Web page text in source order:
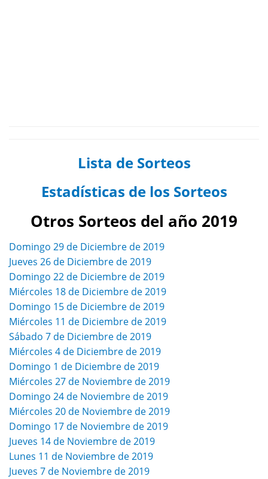
Lista de Sorteos
Estadísticas de los Sorteos
Otros Sorteos del año 2019
Domingo 29 de Diciembre de 2019
Jueves 26 de Diciembre de 2019
Domingo 22 de Diciembre de 2019
Miércoles 18 de Diciembre de 2019
Domingo 15 de Diciembre de 2019
Miércoles 11 de Diciembre de 2019
Sábado 7 de Diciembre de 2019
Miércoles 4 de Diciembre de 2019
Domingo 1 de Diciembre de 2019
Miércoles 27 de Noviembre de 2019
Domingo 24 de Noviembre de 2019
Miércoles 20 de Noviembre de 2019
Domingo 17 de Noviembre de 2019
Jueves 14 de Noviembre de 2019
Lunes 11 de Noviembre de 2019
Jueves 7 de Noviembre de 2019